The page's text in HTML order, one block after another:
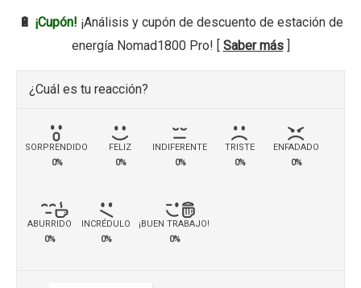
🔋 ¡Cupón! ¡Análisis y cupón de descuento de estación de
energía Nomad1800 Pro! [ Saber más]
¿Cuál es tu reacción?
SORPRENDIDO
0%
FELIZ
0%
INDIFERENTE
0%
TRISTE
0%
ENFADADO
0%
ABURRIDO
0%
INCRÉDULO
0%
¡BUEN TRABAJO!
0%